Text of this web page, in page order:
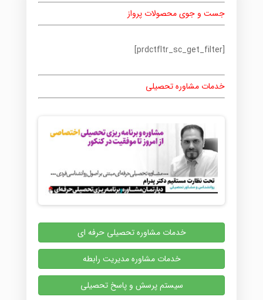
جست و جوی محصولات پرواز
[prdctfltr_sc_get_filter]
خدمات مشاوره تحصیلی
خدمات مشاوره تحصیلی حرفه ای
خدمات مشاوره مدیریت رابطه
سیستم پرسش و پاسخ تحصیلی